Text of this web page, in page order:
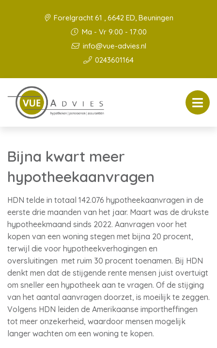
Forelgracht 61 , 6642 ED, Beuningen
Ma - Vr 9:00 - 17:00
info@vue-advies.nl
0243601164
Bijna kwart meer
hypotheekaanvragen
HDN telde in totaal 142.076 hypotheekaanvragen in de
eerste drie maanden van het jaar. Maart was de drukste
hypotheekmaand sinds 2022. Aanvragen voor het
kopen van een woning stegen met bijna 20 procent,
terwijl die voor hypotheekverhogingen en
oversluitingen met ruim 30 procent toenamen. Bij HDN
denkt men dat de stijgende rente mensen juist overtuigt
om sneller een hypotheek aan te vragen. Of de stijging
van het aantal aanvragen doorzet, is moeilijk te zeggen.
Volgens HDN leiden de Amerikaanse importheffingen
tot meer onzekerheid, waardoor mensen mogelijk
langer wachten om een woning te kopen.